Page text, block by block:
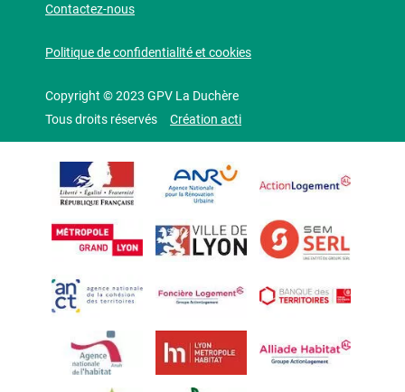
Contactez-nous
Politique de confidentialité et cookies
Copyright © 2023 GPV La Duchère
Tous droits réservés
Création acti